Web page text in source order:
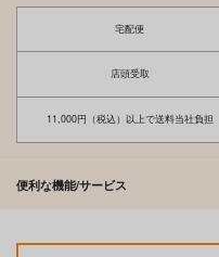
宅配便
店頭受取
11,000円（税込）以上で送料当社負担
便利な機能/サービス